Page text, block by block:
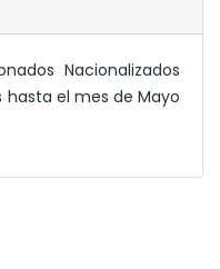
Nacionalizados
el mes de Mayo